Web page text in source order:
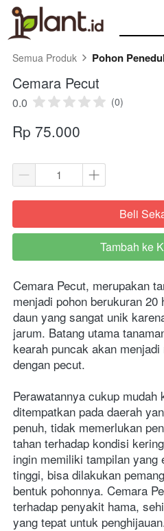
Semua Produk Pohon
Cemara Pecut
0.0 (0)
Rp 75.000
`Beli
`
Tambah ke
Cemara Pecut, merupakan
menjadi pohon berukuran
daun yang sangat unik
jarum. Batang utama
kearah puncak akan
dengan pecut.
Perawatannya cukup mudah
ditempatkan pada daerah
penuh, tidak memerlukan
tahan terhadap kondisi
ingin memiliki tampilan yang
tinggi, bisa dilakukan
bentuk pohonnya. Cemara
terhadap penyakit hama,
yang tepat untuk